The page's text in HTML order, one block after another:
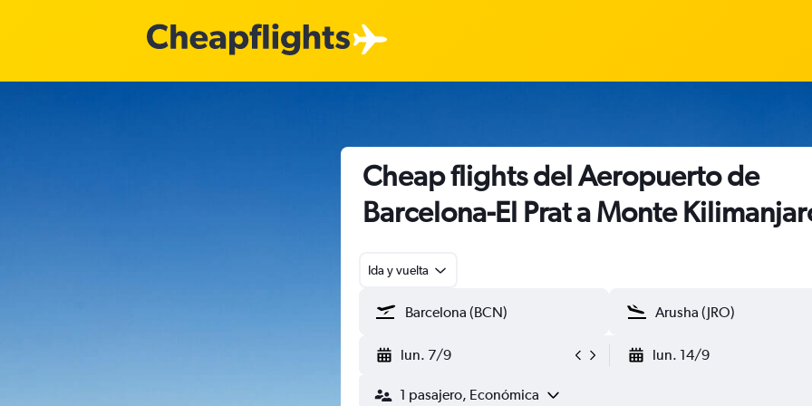
Cheap flights del Aeropuerto de
Barcelona-El Prat a Monte
Ida y vuelta
lun. 7/9 lun. 14/9
1 pasajero, Económica